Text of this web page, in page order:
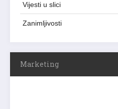
Vijesti u slici
Zanimljivosti
Marketing